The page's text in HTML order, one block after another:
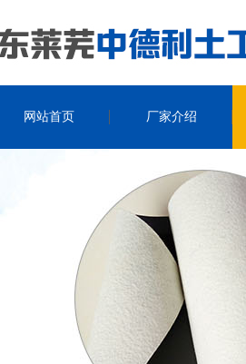
网站首页 厂家介绍